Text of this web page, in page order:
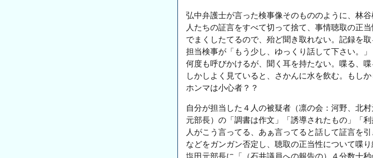
弘中弁護士が言った検事像そのもののように、林
人たちの証言をすべて切って捨て、事情聴取の正
でまくしたてるので、殆ど聞き取れない。記録を
担当検事が「もう少し、ゆっくり話して下さい。
何度も呼びかけるが、聞く耳を持たない。喋る、喋
しかしよく見ていると、さかんに水を飲む。もし
ホンマは小心者？？
自分が担当した４人の被疑者（凛の会：河野、北
元部長）の「調書は作文」「誘導されたもの」「
人がこう言ってる、あぁ言ってると話して証言を
などをガンガン否定し、聴取の正当性について喋り
塩田元部長に「（石井議員への報告の）４分数十